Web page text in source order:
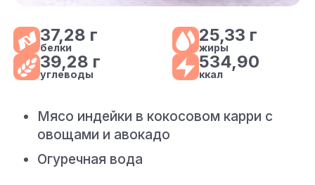
37,28 г
белки
25,33 г
жиры
39,28 г
углеводы
534,90
ккал
Мясо индейки в кокосовом карри с
овощами и авокадо
Огуречная вода